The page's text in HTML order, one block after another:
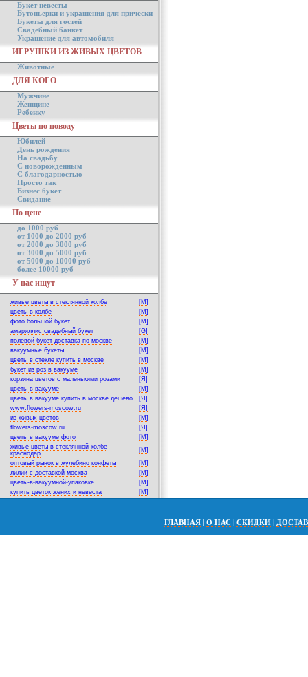
Букет невесты
Бутоньерки и украшения для прически
Букеты для гостей
Свадебный банкет
Украшение для автомобиля
ИГРУШКИ ИЗ ЖИВЫХ ЦВЕТОВ
Животные
ДЛЯ КОГО
Мужчине
Женщине
Ребенку
Цветы по поводу
Юбилей
День рождения
На свадьбу
С новорожденным
С благодарностью
Просто так
Бизнес букет
Свидание
По цене
до 1000 руб
от 1000 до 2000 руб
от 2000 до 3000 руб
от 3000 до 5000 руб
от 5000 до 10000 руб
более 10000 руб
У нас ищут
живые цветы в стеклянной колбе
[M]
цветы в колбе
[M]
фото большой букет
[M]
амариллис свадебный букет
[G]
полевой букет доставка по москве
[M]
вакуумные букеты
[M]
цветы в стекле купить в москве
[M]
букет из роз в вакууме
[M]
корзина цветов с маленькими розами
[Я]
цветы в вакууме
[M]
цветы в вакууме купить в москве дешево
[Я]
www.flowers-moscow.ru
[Я]
из живых цветов
[M]
flowers-moscow.ru
[Я]
цветы в вакууме фото
[M]
живые цветы в стеклянной колбе
краснодар
[M]
оптовый рынок в жулебино конфеты
[M]
лилии с доставкой москва
[M]
цветы-в-вакуумной-упаковке
[M]
купить цветок жених и невеста
[M]
ГЛАВНАЯ | О НАС | СКИДКИ |